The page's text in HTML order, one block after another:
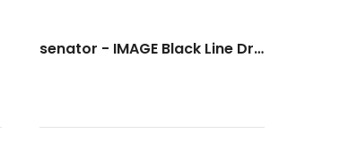
senator - IMAGE Black Line Draaibalpen